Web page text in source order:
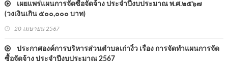
เผยแพร่แผนการจัดซื้อจัดจ้าง ประจำปีงบประมาณ พ.ศ.๒๕๖๗
(วงเงินเกิน ๕๐๐,๐๐๐ บาท)
20 เมษายน 2567
ประกาศองค์การบริหารส่วนตำบลเก่างิ้ว เรื่อง การจัดทำแผนการจัด
ซื้อจัดจ้าง ประจำปีงบประมาณ 2567